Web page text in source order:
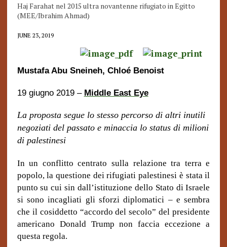
Haj Farahat nel 2015 ultra novantenne rifugiato in Egitto
(MEE/Ibrahim Ahmad)
JUNE 23, 2019
Mustafa Abu Sneineh, Chloé Benoist
19 giugno 2019 – Middle East Eye
La proposta segue lo stesso percorso di altri inutili
negoziati del passato e minaccia lo status di milioni
di palestinesi
In un conflitto centrato sulla relazione tra terra e
popolo, la questione dei rifugiati palestinesi è stata il
punto su cui sin dall’istituzione dello Stato di Israele
si sono incagliati gli sforzi diplomatici – e sembra
che il cosiddetto “accordo del secolo” del presidente
americano Donald Trump non faccia eccezione a
questa regola.